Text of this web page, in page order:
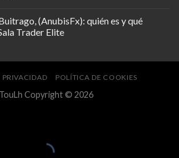
(AnubisFx): quién es y qué
Trader Elite
PRIVACIDAD POLÍTICA DE COOKIES
TouLh Copyright © 2026